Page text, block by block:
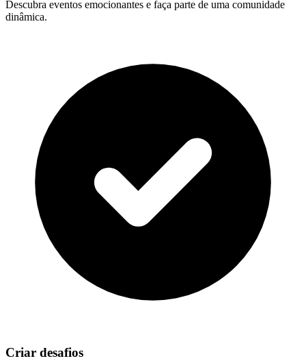
Descubra eventos emocionantes e faça parte de uma comunidade
dinâmica.
Criar desafios